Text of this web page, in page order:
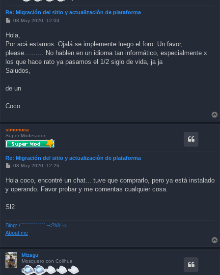
Re: Migración del sitio y actualización de plataforma
P
t
08 May 2020, 12:03
Hola,
Por acá estamos. Ojalá se implemente luego el foro. Un favor,
please.......... No hablen en un idioma tan informático, especialmente x
los que hace rato ya pasamos el 1/2 siglo de vida, ja ja
Saludos,
de un
Coco
simonuca
Super Moderador
Re: Migración del sitio y actualización de plataforma
P
t
08 May 2020, 12:26
Hola coco, encontré un chat... tuve que comprarlo, pero ya está instalado
y operando. Favor probar y me comentas cualquier cosa.
Sl2
Blog: /`````````````~<?////=<
About.me
Mizagu
Mosquero con Colihue